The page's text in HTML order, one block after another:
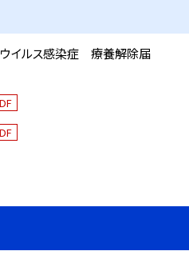
ウイルス感染症 療養解除届